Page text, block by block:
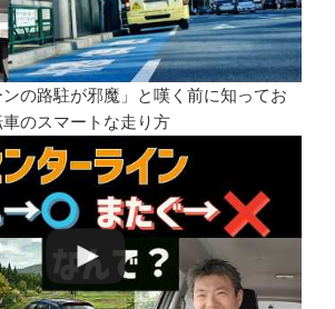
ンの路駐が邪魔」と嘆く前に知ってお
のスマートな走り方